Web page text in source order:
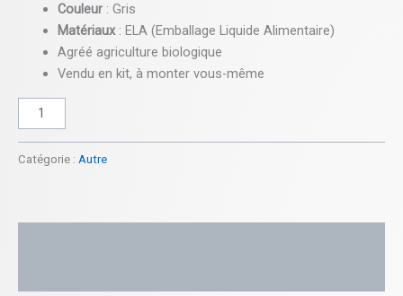
Couleur: Gris
Matériaux: ELA (Emballage Liquide Alimentaire)
Agréé agriculture biologique
Vendu en kit, à monter vous-même
Catégorie : Autre